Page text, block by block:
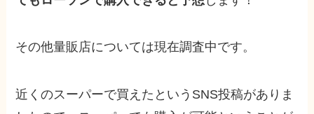
その他量販店については現在調査中です。
近くのスーパーで買えたというSNS投稿がありま